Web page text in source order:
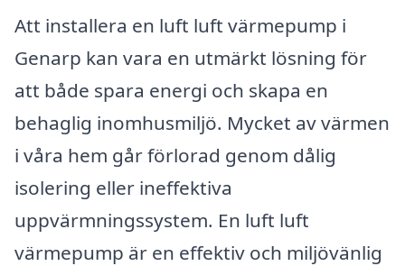
Att installera en luft luft värmepump i
Genarp kan vara en utmärkt lösning för
att både spara energi och skapa en
behaglig inomhusmiljö. Mycket av värmen
i våra hem går förlorad genom dålig
isolering eller ineffektiva
uppvärmningssystem. En luft luft
värmepump är en effektiv och miljövänlig